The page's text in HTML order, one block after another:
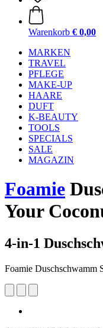
Warenkorb € 0,00
MARKEN
TRAVEL
PFLEGE
MAKE-UP
HAARE
DUFT
K-BEAUTY
TOOLS
SPECIALS
SALE
MAGAZIN
Foamie
Your
4-in-1
Foamie Duschschwamm